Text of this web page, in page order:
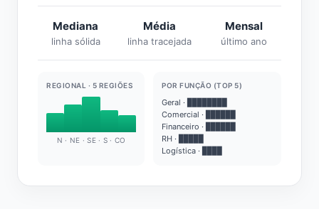
Mediana
linha sólida
Média
linha tracejada
Mensal
último ano
REGIONAL · 5 REGIÕES
N · NE · SE · S · CO
POR FUNÇÃO (TOP 5)
Geral · ████████
Comercial · ██████
Financeiro · ██████
RH · █████
Logística · ████